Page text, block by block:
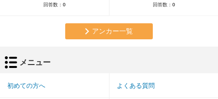
回答数： 0 回答数： 0
アンカー一覧
メニュー
初めての方へ よくある質問